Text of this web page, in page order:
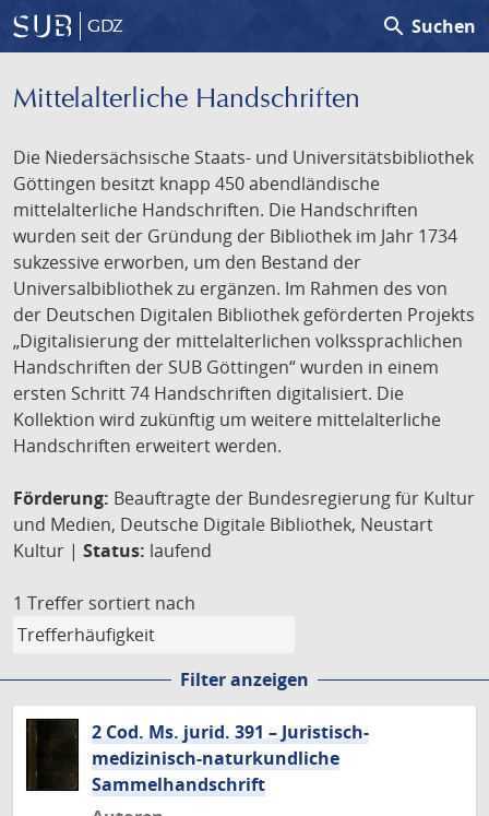
GDZ search Suchen
Mittelalterliche Handschriften
Die Niedersächsische Staats- und Universitätsbibliothek
Göttingen besitzt knapp 450 abendländische
mittelalterliche Handschriften. Die Handschriften
wurden seit der Gründung der Bibliothek im Jahr 1734
sukzessive erworben, um den Bestand der
Universalbibliothek zu ergänzen. Im Rahmen des von
der Deutschen Digitalen Bibliothek geförderten Projekts
„Digitalisierung der mittelalterlichen volkssprachlichen
Handschriften der SUB Göttingen“ wurden in einem
ersten Schritt 74 Handschriften digitalisiert. Die
Kollektion wird zukünftig um weitere mittelalterliche
Handschriften erweitert werden.
Förderung: Beauftragte der Bundesregierung für Kultur
und Medien, Deutsche Digitale Bibliothek, Neustart
Kultur | Status: laufend
1 Treffer sortiert nach
Filter anzeigen
2 Cod. Ms. jurid. 391 – Juristisch-
medizinisch-naturkundliche
Sammelhandschrift